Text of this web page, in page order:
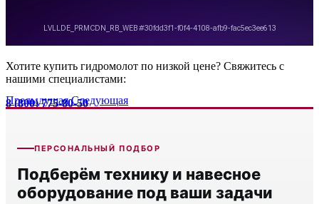
Хотите купить гидромолот по низкой цене? Свяжитесь с
нашими специалистами:
8 (800) 775-80-50
ПредыдущаяСледующая
ПЕРСОНАЛЬНЫЙ ПОДБОР
Подберём технику и навесное
оборудование под ваши задачи